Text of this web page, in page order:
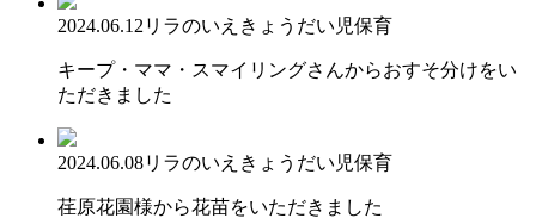
2024.06.12 リラのいえ きょうだい児保育
キープ・ママ・スマイリングさんからおすそ分けをい
ただきました
2024.06.08リラのいえ きょうだい児保育
荏原花園様から花苗をいただきました